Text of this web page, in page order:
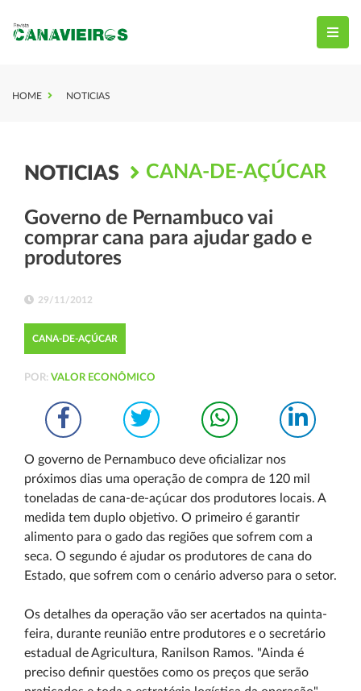
HOME NOTICIAS
NOTICIAS CANA-DE-AÇÚCAR
Governo de Pernambuco vai
comprar cana para ajudar gado e
produtores
29/11/2012
CANA-DE-AÇÚCAR
POR: VALOR ECONÔMICO
O governo de Pernambuco deve oficializar nos
próximos dias uma operação de compra de 120 mil
toneladas de cana-de-açúcar dos produtores locais. A
medida tem duplo objetivo. O primeiro é garantir
alimento para o gado das regiões que sofrem com a
seca. O segundo é ajudar os produtores de cana do
Estado, que sofrem com o cenário adverso para o setor.
Os detalhes da operação vão ser acertados na quinta-
feira, durante reunião entre produtores e o secretário
estadual de Agricultura, Ranilson Ramos. "Ainda é
preciso definir questões como os preços que serão